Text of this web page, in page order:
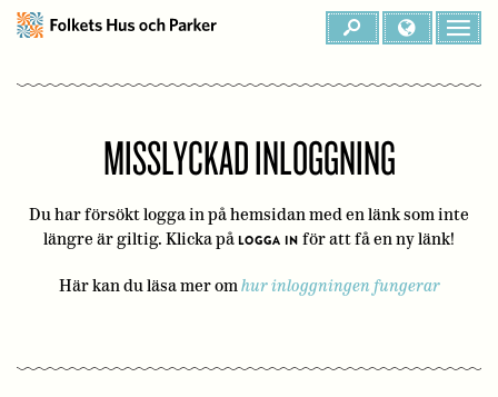
MISSLYCKAD INLOGGNING
Du har försökt logga in på hemsidan med en länk som inte
längre är giltig. Klicka på LOGGA IN för att få en ny länk!
Här kan du läsa mer omhur inloggningen fungerar